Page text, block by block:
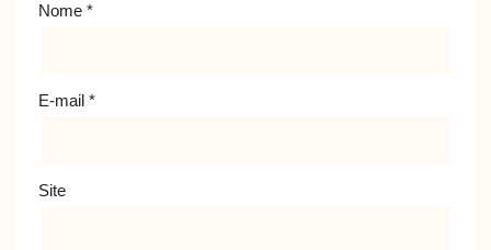
Nome *
E-mail *
Site